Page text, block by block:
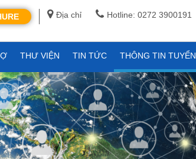
Địa chỉ Hotline: 0272 3900191
THƯ VIỆN TIN TỨC THÔNG TIN